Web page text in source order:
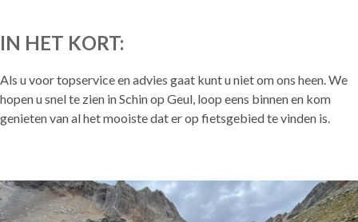
IN HET KORT:
Als u voor topservice en advies gaat kunt u niet om ons heen. We
hopen u snel te zien in Schin op Geul, loop eens binnen en kom
genieten van al het mooiste dat er op fietsgebied te vinden is.